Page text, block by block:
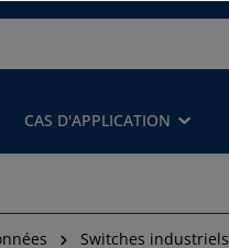
CAS D'APPLICATION
Switches industriels